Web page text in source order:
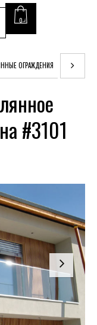
0
ОГРАЖДЕНИЯ
#3101